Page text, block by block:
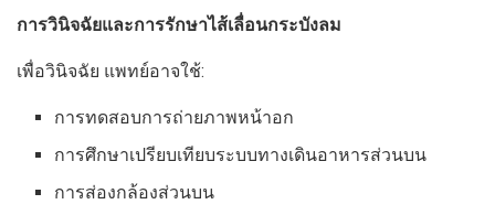
การวินิจฉัยและการรักษาไส้เลื่อนกระบังลม
เพื่อวินิจฉัย แพทย์อาจใช้:
การทดสอบการถ่ายภาพหน้าอก
การศึกษาเปรียบเทียบระบบทางเดินอาหารส่วนบน
การส่องกล้องส่วนบน